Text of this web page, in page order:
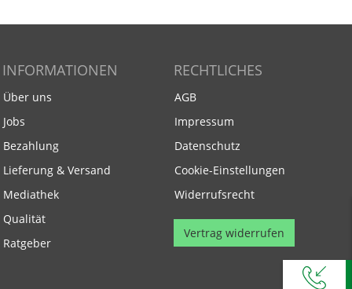
INFORMATIONEN
Über uns
Jobs
Bezahlung
Lieferung & Versand
Mediathek
Qualität
Ratgeber
RECHTLICHES
AGB
Impressum
Datenschutz
Cookie-Einstellungen
Widerrufsrecht
Vertrag widerrufen